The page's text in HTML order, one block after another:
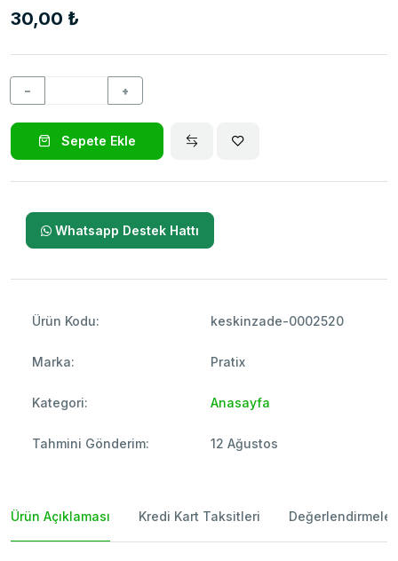
30,00 ₺
− +
Sepete Ekle
Whatsapp Destek Hattı
Ürün Kodu: keskinzade-0002520
Marka: Pratix
Kategori: Anasayfa
Tahmini Gönderim: 12 Ağustos
Ürün Açıklaması Kredi Kart Taksitleri Değerlendirmeler